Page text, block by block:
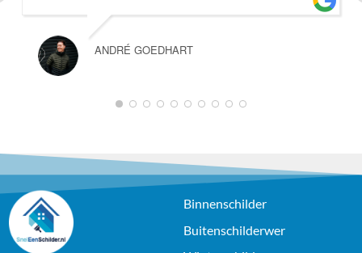
ANDRÉ GOEDHART
1 2 3 4 5 6 7 8 9 10
Binnenschilder
Buitenschilderwer